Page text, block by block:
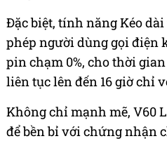
Đặc biệt, tính năng Kéo
phép người dùng gọi điện
pin chạm 0%, cho thời
liên tục lên đến 16 giờ chỉ
Không chỉ mạnh mẽ, V60
để bền bỉ với chứng nhận